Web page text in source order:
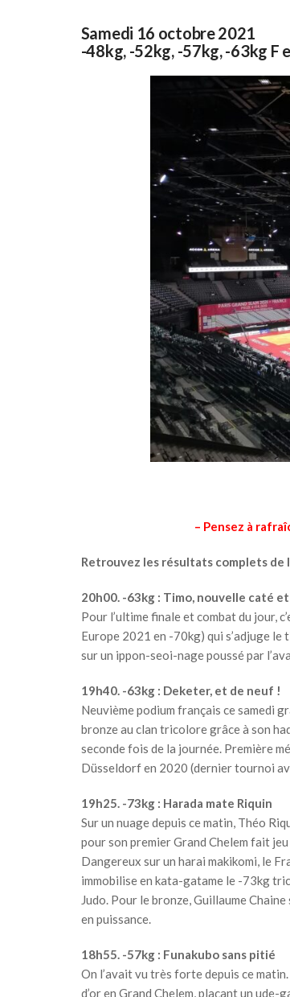
Samedi 16 octobre 2021
-48kg, -52kg, -57kg, -63kg F
– Pensez à
Retrouvez les résultats complets de
20h00. -63kg : Timo, nouvelle caté
Pour l’ultime finale et combat du jour,
Europe 2021 en -70kg) qui s’adjuge
sur un ippon-seoi-nage poussé par
19h40. -63kg : Deketer, et de neuf !
Neuvième podium français ce samedi
bronze au clan tricolore grâce à son
seconde fois de la journée. Première
Düsseldorf en 2020 (dernier tournoi
19h25. -73kg : Harada mate Riquin
Sur un nuage depuis ce matin, Théo
pour son premier Grand Chelem fait
Dangereux sur un harai makikomi, le
immobilise en kata-gatame le -73kg
Judo. Pour le bronze, Guillaume
en puissance.
18h55. -57kg : Funakubo sans pitié
On l’avait vu très forte depuis ce
d’or en Grand Chelem, plaçant un